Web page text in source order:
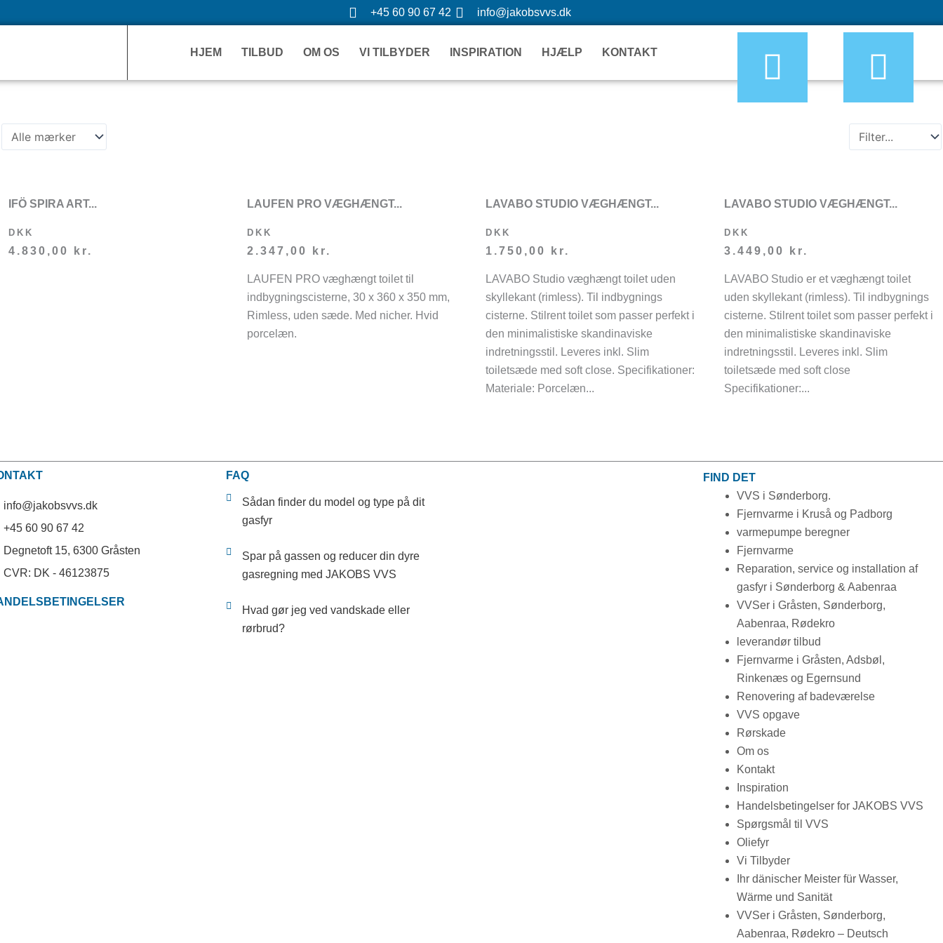
Gå
til
+45 60 90 67 42 info@jakobsvvs.dk
HJEM TILBUD OM OS VI TILBYDER INSPIRATION HJÆLP KONTAKT
IFÖ SPIRA ART...
4.830,00 kr.
DKK
LAUFEN PRO VÆGHÆNGT...
2.347,00 kr.
DKK
LAUFEN PRO væghængt toilet til
indbygningscisterne, 30 x 360 x 350 mm,
Rimless, uden sæde. Med nicher. Hvid
porcelæn.
LAVABO STUDIO VÆGHÆNGT...
1.750,00 kr.
DKK
LAVABO Studio væghængt toilet uden
skyllekant (rimless). Til indbygnings
cisterne. Stilrent toilet som passer perfekt i
den minimalistiske skandinaviske
indretningsstil. Leveres inkl. Slim
toiletsæde med soft close. Specifikationer:
Materiale: Porcelæn...
LAVABO STUDIO VÆGHÆNGT...
3.449,00 kr.
DKK
LAVABO Studio er et væghængt toilet
uden skyllekant (rimless). Til indbygnings
cisterne. Stilrent toilet som passer perfekt i
den minimalistiske skandinaviske
indretningsstil. Leveres inkl. Slim
toiletsæde med soft close
Specifikationer:...
info@jakobsvvs.dk
+45 60 90 67 42
Degnetoft 15, 6300 Gråsten
CVR: DK - 46123875
FAQ
Sådan finder du model og type på dit
gasfyr
Spar på gassen og reducer din dyre
gasregning med JAKOBS VVS
Hvad gør jeg ved vandskade eller
rørbrud?
FIND DET
VVS i Sønderborg.
Fjernvarme i Kruså og Padborg
varmepumpe beregner
Fjernvarme
Reparation, service og installation af
gasfyr i Sønderborg & Aabenraa
VVSer i Gråsten, Sønderborg,
Aabenraa, Rødekro
leverandør tilbud
Fjernvarme i Gråsten, Adsbøl,
Rinkenæs og Egernsund
Renovering af badeværelse
VVS opgave
Rørskade
Om os
Kontakt
Inspiration
Handelsbetingelser for JAKOBS VVS
Spørgsmål til VVS
Oliefyr
Vi Tilbyder
Ihr dänischer Meister für Wasser,
Wärme und Sanität
VVSer i Gråsten, Sønderborg,
Aabenraa, Rødekro – Deutsch